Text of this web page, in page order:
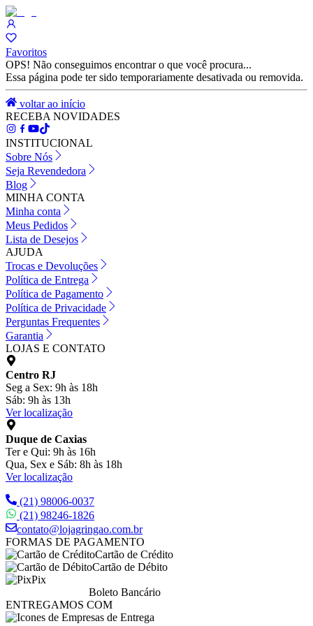
Favoritos
OPS! Não conseguimos encontrar o que você procura...
Essa página pode ter sido temporariamente desativada ou removida.
voltar ao início
RECEBA NOVIDADES
INSTITUCIONAL
Sobre Nós
Seja Revendedora
Blog
MINHA CONTA
Minha conta
Meus Pedidos
Lista de Desejos
AJUDA
Trocas e Devoluções
Política de Entrega
Política de Pagamento
Política de Privacidade
Perguntas Frequentes
Garantia
LOJAS E CONTATO
Centro RJ
Seg a Sex: 9h às 18h
Sáb: 9h às 13h
Ver localização
Duque de Caxias
Ter e Qui: 9h às 16h
Qua, Sex e Sáb: 8h às 18h
Ver localização
(21) 98006-0037
(21) 98246-1826
contato@lojagringao.com.br
FORMAS DE PAGAMENTO
Cartão de Crédito
Cartão de Débito
Pix
Boleto Bancário
ENTREGAMOS COM